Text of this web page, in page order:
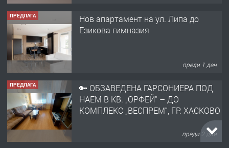
ПРЕДЛАГА
Нов апартамент на ул. Липа до
Езикова гимназия
преди 1 ден
ПРЕДЛАГА
🔑 ОБЗАВЕДЕНА ГАРСОНИЕРА ПОД
НАЕМ В КВ. „ОРФЕЙ“ – ДО
КОМПЛЕКС „ВЕСПРЕМ“, ГР. ХАСКОВО
преди 2 дни